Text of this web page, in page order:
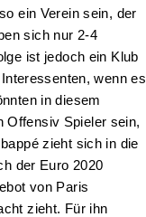
ein Verein sein, der
sich nur 2-4
ist jedoch ein Klub
wenn es
in diesem
Offensiv Spieler sein,
zieht sich in die
der Euro 2020
von Paris
zieht. Für ihn